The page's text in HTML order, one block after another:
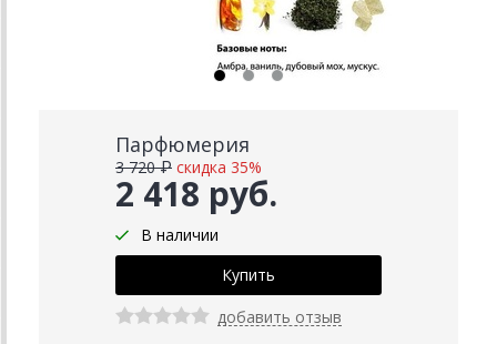
Парфюмерия
2 418 руб.
3 720 ₽ скидка 35%
В наличии
добавить отзыв